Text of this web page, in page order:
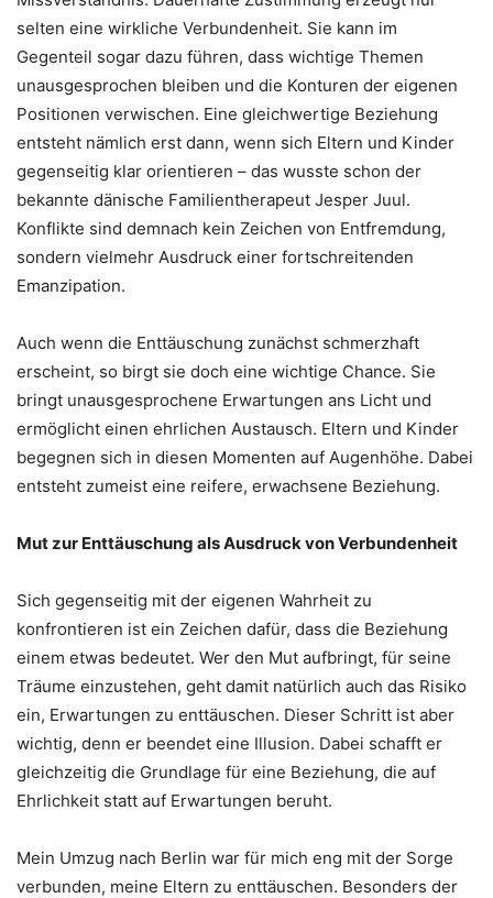
selten eine wirkliche Verbundenheit. Sie kann im
Gegenteil sogar dazu führen, dass wichtige Themen
unausgesprochen bleiben und die Konturen der eigenen
Positionen verwischen. Eine gleichwertige Beziehung
entsteht nämlich erst dann, wenn sich Eltern und Kinder
gegenseitig klar orientieren – das wusste schon der
bekannte dänische Familientherapeut Jesper Juul.
Konflikte sind demnach kein Zeichen von Entfremdung,
sondern vielmehr Ausdruck einer fortschreitenden
Emanzipation.
Auch wenn die Enttäuschung zunächst schmerzhaft
erscheint, so birgt sie doch eine wichtige Chance. Sie
bringt unausgesprochene Erwartungen ans Licht und
ermöglicht einen ehrlichen Austausch. Eltern und Kinder
begegnen sich in diesen Momenten auf Augenhöhe. Dabei
entsteht zumeist eine reifere, erwachsene Beziehung.
Mut zur Enttäuschung als Ausdruck von Verbundenheit
Sich gegenseitig mit der eigenen Wahrheit zu
konfrontieren ist ein Zeichen dafür, dass die Beziehung
einem etwas bedeutet. Wer den Mut aufbringt, für seine
Träume einzustehen, geht damit natürlich auch das Risiko
ein, Erwartungen zu enttäuschen. Dieser Schritt ist aber
wichtig, denn er beendet eine Illusion. Dabei schafft er
gleichzeitig die Grundlage für eine Beziehung, die auf
Ehrlichkeit statt auf Erwartungen beruht.
Mein Umzug nach Berlin war für mich eng mit der Sorge
verbunden, meine Eltern zu enttäuschen. Besonders der